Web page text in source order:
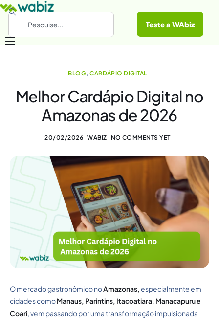
Conheça a WAbiz
Materiais Gratuitos
Teste a WAbiz
BLOG,CARDÁPIO DIGITAL
Melhor Cardápio Digital no
Amazonas de 2026
20/02/2026 WABIZ NO COMMENTS YET
O mercado gastronômico noAmazonas,especialmente em
cidades comoManaus, Parintins, Itacoatiara, Manacapuru e
Coari, vem passando por uma transformação impulsionada